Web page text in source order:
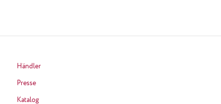
Händler
Presse
Katalog